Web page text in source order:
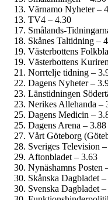
Värnamo Nyheter –
TV4 – 4.30
Smålands-
Skånes Taltidning –
Västerbottens
Västerbottens
Norrtelje tidning –
Dagens Nyheter –
Länstidningen
Nerikes Allehanda –
Dagens Medicin –
Dagens Arena – 3.88
Vårt Göteborg
Sveriges Television
Aftonbladet – 3.63
Nynäshamns Posten
Skånska Dagbladet
Svenska Dagbladet